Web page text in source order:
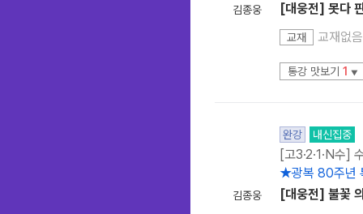
김종웅
[대웅전] 못다
교재 교재없음
통강 맛보기 1 ▼
김종웅
완강 내신집중
[고3·2·1·N수]
★광복 80주년
[대웅전] 불꽃